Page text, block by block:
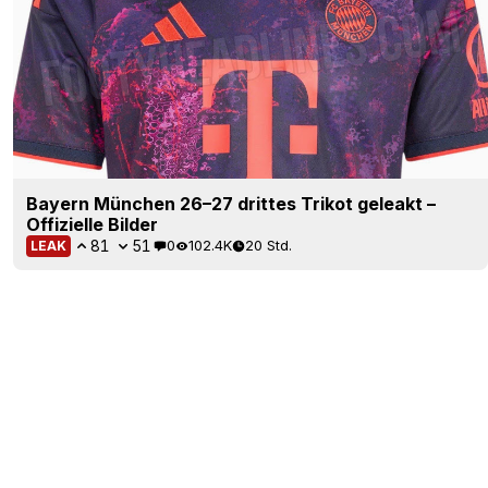
Bayern München 26–27 drittes Trikot geleakt –
Offizielle Bilder
LEAK 81 51 0 102.4K 20 Std.